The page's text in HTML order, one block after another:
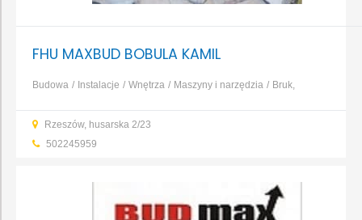
FHU MAXBUD BOBULA KAMIL
Budowa Instalacje Wnętrza Maszyny i narzędzia
Bruk,
izolacja, ocieplenie
Fundamenty, prace ziemne, wykopy
Rzeszów, husarska 2/23
502245959